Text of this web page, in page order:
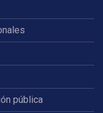
pública